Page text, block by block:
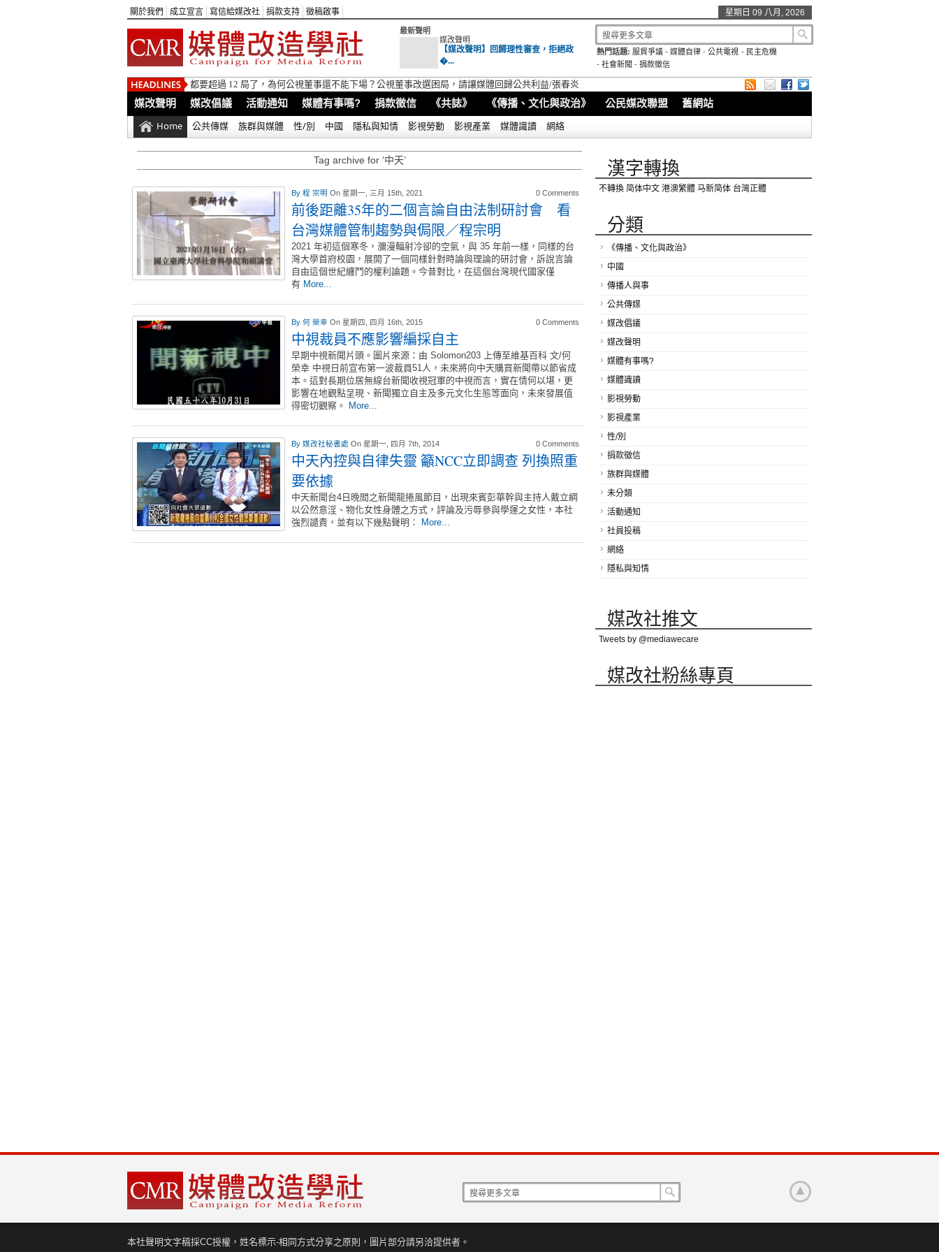
關於我們 成立宣言 寫信給媒改社 捐款支持 徵稿啟事 星期日 09 八月, 2026
最新聲明
媒改聲明
【媒改聲明】回歸理性審查，拒絕政
�...
熱門話題: 服貿爭議 -媒體自律 -公共電視 - 民主危機
- 社會新聞 - 捐款徵信
都要超過 12 局了，為何公視董事還不能下場？公視董事改選困局，請讓媒體回歸公共利益/張春炎
媒改聲明 媒改倡議 活動通知 媒體有事嗎? 捐款徵信 《共誌》 《傳播、文化與政治》 公民媒改聯盟 舊網站
Home 公共傳媒 族群與媒體 性/別 中國 隱私與知情 影視勞動 影視產業 媒體識讀 網絡
Tag archive for ‘中天’
By 程 宗明 On 星期一, 三月 15th, 2021 0 Comments
前後距離35年的二個言論自由法制研討會 看
台灣媒體管制趨勢與侷限／程宗明
2021 年初這個寒冬，瀰漫輻射冷卻的空氣，與 35 年前一樣，同樣的台
灣大學首府校園，展開了一個同樣針對時論與理論的研討會，訴說言論
自由這個世紀纏鬥的權利論題。今昔對比，在這個台灣現代國家僅
有 More...
By 何 榮幸 On 星期四, 四月 16th, 2015 0 Comments
中視裁員不應影響編採自主
早期中視新聞片頭。圖片來源：由 Solomon203 上傳至維基百科 文/何
榮幸 中視日前宣布第一波裁員51人，未來將向中天購買新聞帶以節省成
本。這對長期位居無線台新聞收視冠軍的中視而言，實在情何以堪，更
影響在地觀點呈現、新聞獨立自主及多元文化生態等面向，未來發展值
得密切觀察。
More...
By 媒改社秘書處 On 星期一, 四月 7th, 2014 0 Comments
中天內控與自律失靈 籲NCC立即調查 列換照重
要依據
中天新聞台4日晚間之新聞龍捲風節目，出現來賓彭華幹與主持人戴立綱
以公然意淫、物化女性身體之方式，評論及污辱參與學運之女性，本社
強烈譴責，並有以下幾點聲明：
More...
漢字轉換
不轉換 简体中文 港澳繁體 马新简体 台灣正體
分類
《傳播、文化與政治》
中國
傳播人與事
公共傳媒
媒改倡議
媒改聲明
媒體有事嗎?
媒體識讀
影視勞動
影視產業
性/別
捐款徵信
族群與媒體
未分類
活動通知
社員投稿
網絡
隱私與知情
媒改社推文
Tweets by @mediawecare
媒改社粉絲專頁
本社聲明文字稿採CC授權，姓名標示-相同方式分享之原則，圖片部分請另洽提供者。